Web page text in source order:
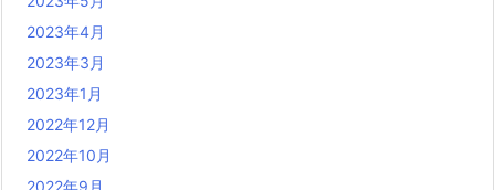
2023年4月
2023年3月
2023年1月
2022年12月
2022年10月
2022年9月